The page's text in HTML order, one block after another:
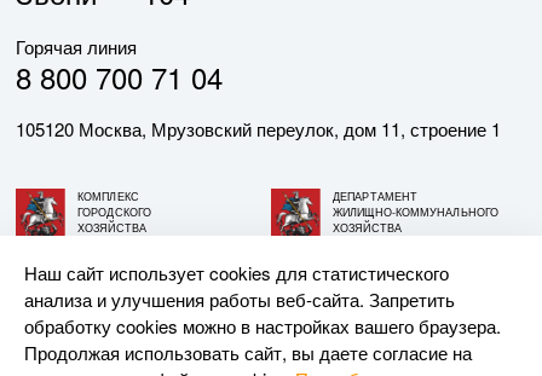
Горячая линия
8 800 700 71 04
105120 Москва, Мрузовский переулок, дом 11, строение 1
КОМПЛЕКС
ГОРОДСКОГО
ХОЗЯЙСТВА
ДЕПАРТАМЕНТ
ЖИЛИЩНО-КОММУНАЛЬНОГО
ХОЗЯЙСТВА
© АО «МОСГАЗ», 2026. При использовании материалов
ссылка на сайт обязательна.
Наш сайт использует cookies для статистического
анализа и улучшения работы веб-сайта. Запретить
обработку cookies можно в настройках вашего браузера.
Продолжая использовать сайт, вы даете согласие на